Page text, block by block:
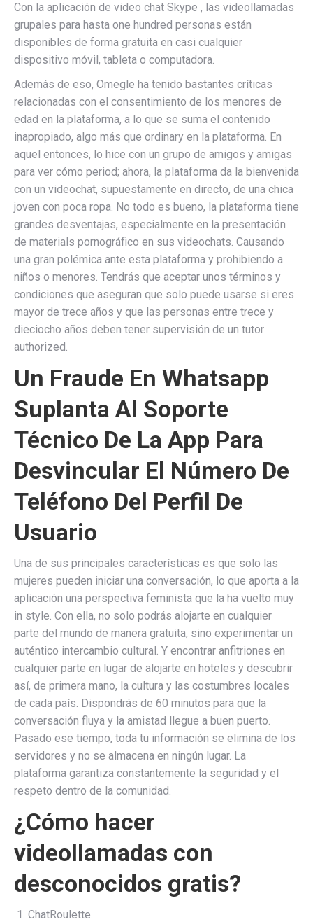
Con la aplicación de video chat Skype , las videollamadas
grupales para hasta one hundred personas están
disponibles de forma gratuita en casi cualquier
dispositivo móvil, tableta o computadora.
Además de eso, Omegle ha tenido bastantes críticas
relacionadas con el consentimiento de los menores de
edad en la plataforma, a lo que se suma el contenido
inapropiado, algo más que ordinary en la plataforma. En
aquel entonces, lo hice con un grupo de amigos y amigas
para ver cómo period; ahora, la plataforma da la bienvenida
con un videochat, supuestamente en directo, de una chica
joven con poca ropa. No todo es bueno, la plataforma tiene
grandes desventajas, especialmente en la presentación
de materials pornográfico en sus videochats. Causando
una gran polémica ante esta plataforma y prohibiendo a
niños o menores. Tendrás que aceptar unos términos y
condiciones que aseguran que solo puede usarse si eres
mayor de trece años y que las personas entre trece y
dieciocho años deben tener supervisión de un tutor
authorized.
Un Fraude En Whatsapp
Suplanta Al Soporte
Técnico De La App Para
Desvincular El Número De
Teléfono Del Perfil De
Usuario
Una de sus principales características es que solo las
mujeres pueden iniciar una conversación, lo que aporta a la
aplicación una perspectiva feminista que la ha vuelto muy
in style. Con ella, no solo podrás alojarte en cualquier
parte del mundo de manera gratuita, sino experimentar un
auténtico intercambio cultural. Y encontrar anfitriones en
cualquier parte en lugar de alojarte en hoteles y descubrir
así, de primera mano, la cultura y las costumbres locales
de cada país. Dispondrás de 60 minutos para que la
conversación fluya y la amistad llegue a buen puerto.
Pasado ese tiempo, toda tu información se elimina de los
servidores y no se almacena en ningún lugar. La
plataforma garantiza constantemente la seguridad y el
respeto dentro de la comunidad.
¿Cómo hacer
videollamadas con
desconocidos gratis?
ChatRoulette.